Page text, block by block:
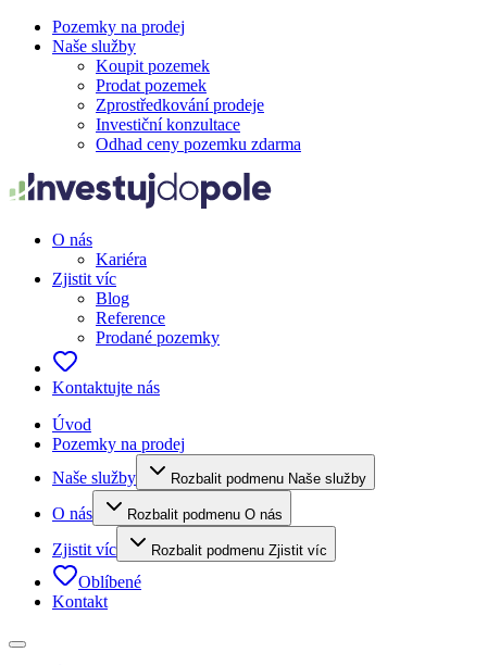
Pozemky na prodej
Naše služby
Koupit pozemek
Prodat pozemek
Zprostředkování prodeje
Investiční konzultace
Odhad ceny pozemku zdarma
O nás
Kariéra
Zjistit víc
Blog
Reference
Prodané pozemky
Kontaktujte nás
Úvod
Pozemky na prodej
Naše služby
Rozbalit podmenu Naše služby
O nás Rozbalit podmenu O nás
Zjistit víc Rozbalit podmenu Zjistit víc
Oblíbené
Kontakt